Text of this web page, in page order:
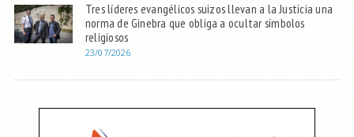
Tres líderes evangélicos suizos llevan a la Justicia una
norma de Ginebra que obliga a ocultar símbolos
religiosos
23/07/2026